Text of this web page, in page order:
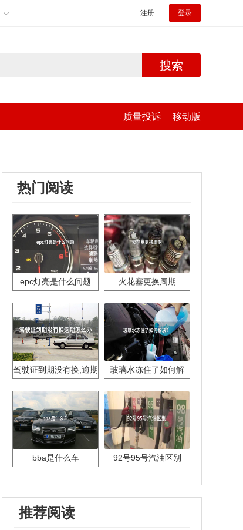
注册 登录
搜索
质量投诉 移动版
热门阅读
epc灯亮是什么问题 火花塞更换周期
驾驶证到期没有换,逾期
玻璃水冻住了如何解
bba是什么车 92号95号汽油区别
推荐阅读